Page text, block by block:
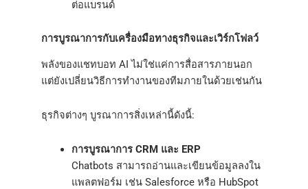
ต่อแบรนด์
การบูรณาการกับเครื่องมือทางธุรกิจและเวิร์กโฟลว์
พลังของแชทบอท AI ไม่ใช่แค่การสื่อสารภายนอก
แต่ยังเปลี่ยนวิธีการทำงานของทีมภายในด้วยเช่นกัน
ธุรกิจต่างๆ บูรณาการสิ่งเหล่านี้ดังนี้:
การบูรณาการ CRM และ ERP
Chatbots สามารถอ่านและเขียนข้อมูลลงใน
แพลตฟอร์ม เช่น Salesforce หรือ HubSpot